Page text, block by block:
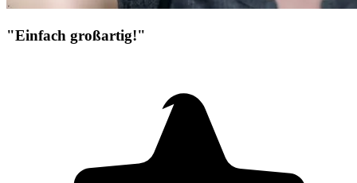
"Einfach großartig!"